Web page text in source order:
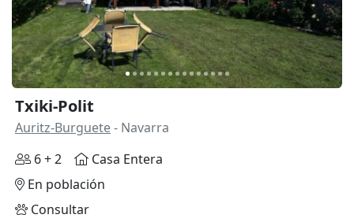
Txiki-Polit
Auritz-Burguete- Navarra
6 + 2
Casa Entera
En población
Consultar